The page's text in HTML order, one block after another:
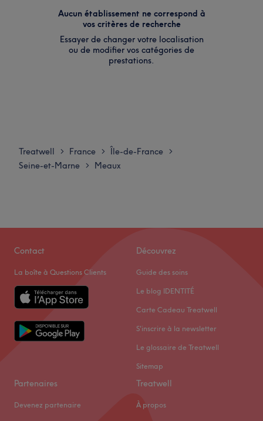
Aucun établissement ne correspond à
vos critères de recherche
Essayer de changer votre localisation
ou de modifier vos catégories de
prestations.
Treatwell > France > Île-de-France >
Seine-et-Marne > Meaux
Contact
La boîte à Questions Clients
Découvrez
Guide des soins
Le blog IDENTITÉ
Carte Cadeau Treatwell
S'inscrire à la newsletter
Le glossaire de Treatwell
Sitemap
Partenaires
Devenez partenaire
Treatwell
À propos